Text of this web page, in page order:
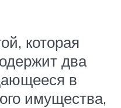
которая
два
в
имущества,